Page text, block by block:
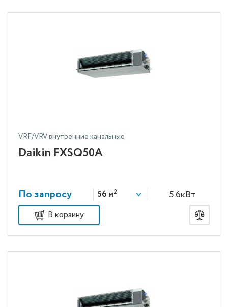
VRF/VRV внутренние канальные
Daikin FXSQ50A
По запросу 56 м2 5.6кВт
В корзину